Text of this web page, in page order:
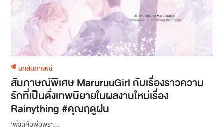
บทสัมภาษณ์
สัมภาษณ์พิเศษ MaruruuGirl กับเรื่องราวความ
รักที่เป็นดั่งเทพนิยายในผลงานใหม่เรื่อง
Rainything #คุณฤดูฝน
‘พี่วัสคือพ่อพระ...